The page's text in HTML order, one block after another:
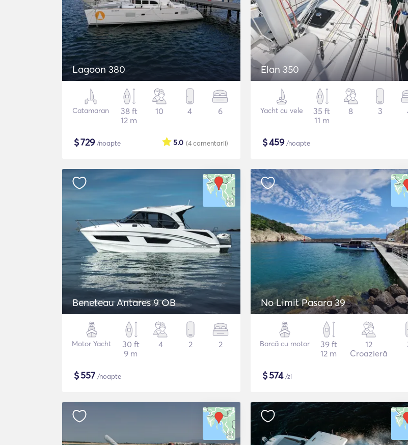
Lagoon 380
Catamaran
38 ft
12 m
10 4 6
$729/noapte (4comentarii)
5.0
Elan 350
Yacht cu vele
35 ft
11 m
8 3
$459/noapte
Beneteau Antares 9 OB
Motor Yacht
30 ft
9 m
4 2 2
$557 /noapte
No Limit Pasara 39
Barcă cu motor
39 ft
12 m
12
Croazieră
$574/zi